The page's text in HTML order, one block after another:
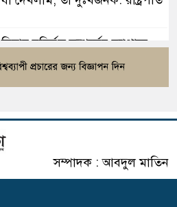
বিবাহ বহির্ভূত সম্পর্কের ব্যাপারে
ইসলাম যা বলছে
রপ্তানি বন্ধ
ঘরমুখী মানুষের ঢল, গাজীপুরে
মহাসড়কে তীব্র চাপ
সম্পাদক : আবদুল মাতিন